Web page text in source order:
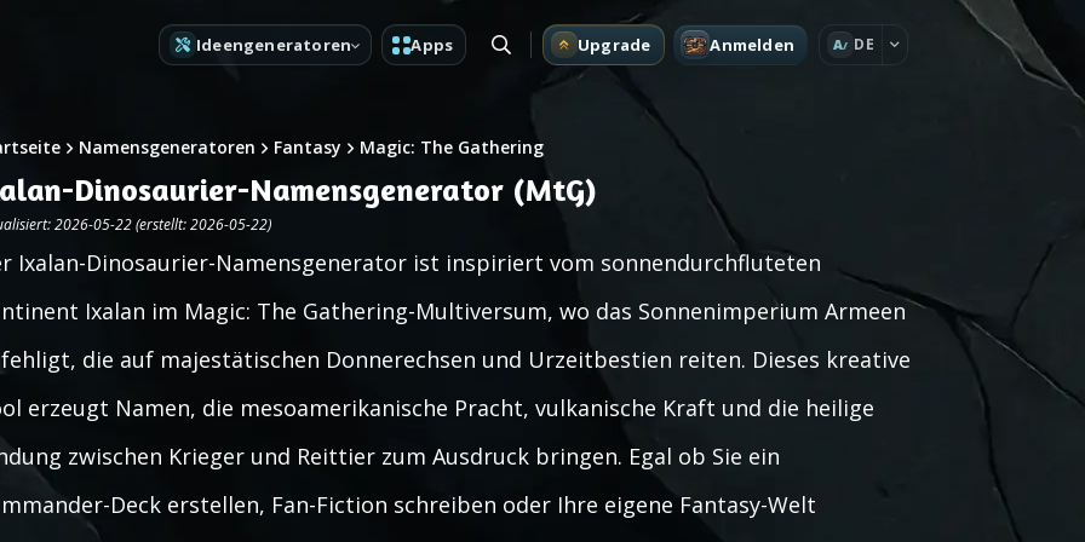
Ideengeneratoren Apps Upgrade Anmelden A DE
Namensgeneratoren Fantasy Magic: The Gathering
Dinosaurier-Namensgenerator (MtG)
2026-05-22 (erstellt: 2026-05-22)
Ixalan-Dinosaurier-Namensgenerator ist inspiriert vom sonnendurchfluteten
Ixalan im Magic: The Gathering-Multiversum, wo das Sonnenimperium Armeen
die auf majestätischen Donnerechsen und Urzeitbestien reiten. Dieses kreative
erzeugt Namen, die mesoamerikanische Pracht, vulkanische Kraft und die heilige
zwischen Krieger und Reittier zum Ausdruck bringen. Egal ob Sie ein
Deck erstellen, Fan-Fiction schreiben oder Ihre eigene Fantasy-Welt